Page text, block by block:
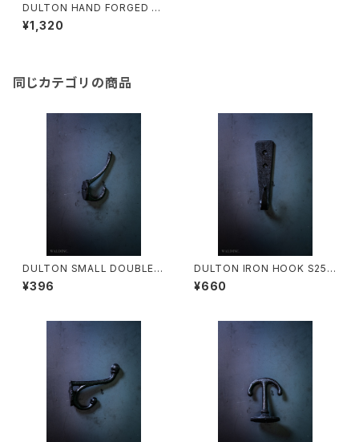
DULTON HAND FORGED N
AIL HOOK A555-479ABKS
¥1,320
同じカテゴリの商品
DULTON SMALL DOUBLE H
OOK S255-101ABK
¥396
DULTON IRON HOOK S255
-91S/ABK
¥660